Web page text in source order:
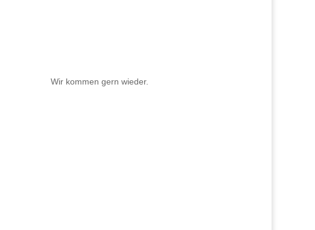
Wir kommen gern wieder.